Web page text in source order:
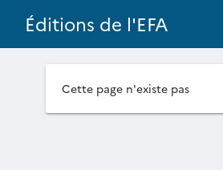
Éditions de l'EFA
Cette page n'existe pas